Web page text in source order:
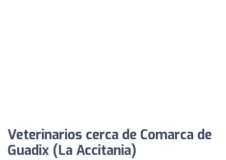
Veterinarios cerca de Comarca de
Guadix (La Accitania)